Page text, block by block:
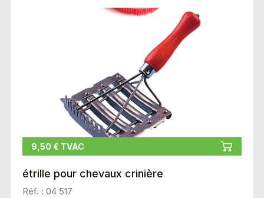
9,50 € TVAC
étrille pour chevaux crinière
Réf. : 04 517